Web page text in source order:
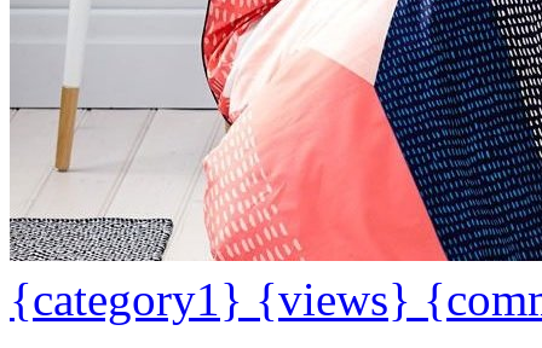
{category1} {views}